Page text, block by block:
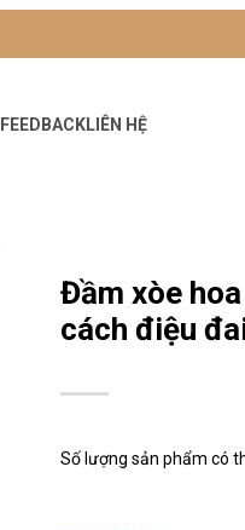
FEEDBACKLIÊN HỆ
Đầm xòe
cách điệu
Số lượng sản phẩm có